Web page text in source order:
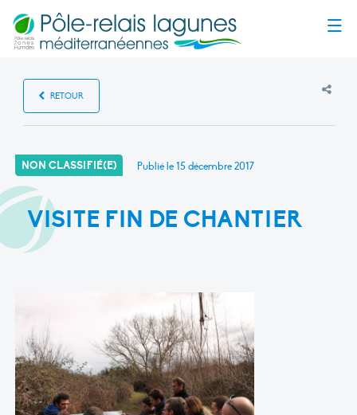
RETOUR
NON CLASSIFIÉ(E) Publié le15 décembre 2017
VISITE FIN DE CHANTIER